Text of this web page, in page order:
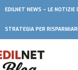
EDILNET NEWS – LE NOTIZIE
STRATEGIA PER